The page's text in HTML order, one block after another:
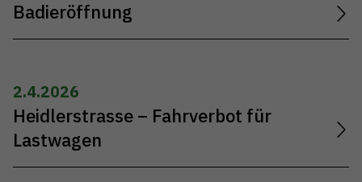
Badieröffnung
2.4.2026
Heidlerstrasse – Fahrverbot für
Lastwagen